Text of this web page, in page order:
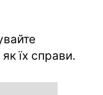
їх справи.